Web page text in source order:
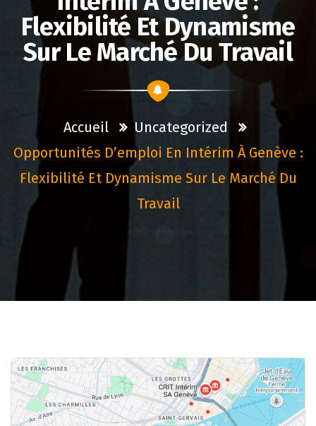
Flexibilité Et Dynamisme
Sur Le Marché Du Travail
Accueil
Uncategorized
Opportunités D’emploi En Intérim À Genève :
Flexibilité Et Dynamisme Sur Le Marché Du
Travail